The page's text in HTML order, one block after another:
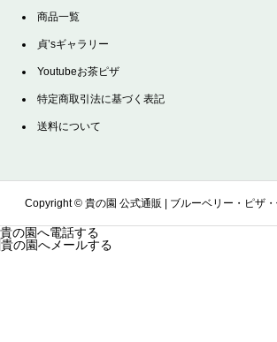
商品一覧
貞’sギャラリー
Youtubeお茶ピザ
特定商取引法に基づく表記
送料について
Copyright © 貴の園 公式通販 | ブルーベリー・ピザ
貴の園へ電話する
貴の園へメールする